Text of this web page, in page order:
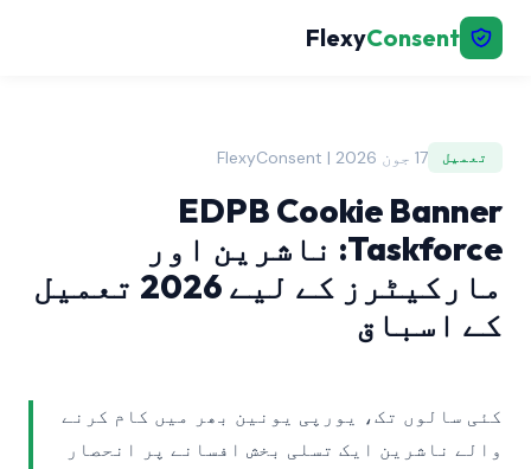
FlexyConsent
تعمیل 17 جون 2026 | FlexyConsent
EDPB Cookie Banner
Taskforce: ناشرین اور
مارکیٹرز کے لیے 2026 تعمیل
کے اسباق
کئی سالوں تک، یورپی یونین بھر میں کام کرنے
والے ناشرین ایک تسلی بخش افسانے پر انحصار